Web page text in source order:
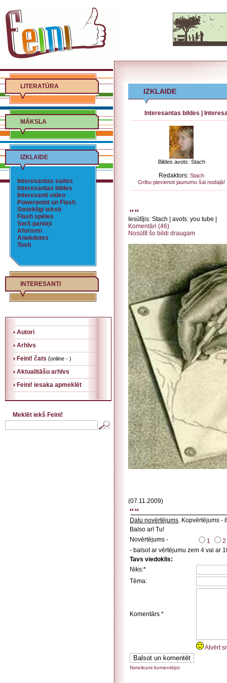
LITERATŪRA
MĀKSLA
IZKLAIDE
Interesantas saites
Interesantas bildes
Interesanti video
Powerpoint un Flash
Smieklīgi teksti
Flash spēles
SmS pantiņi
Aforismi
Anekdotes
Tosti
INTERESANTI
Autori
Arhīvs
Feini! čats (online - )
Aktualitāšu arhīvs
Feini! iesaka apmeklēt
Meklēt iekš Feini!
IZKLAIDE
Interesantas bildes
Bildes avots: Stach
Redaktors: Stach
Gribu pievienot jaunumu šai nodaļā!
Iesūtījis: Stach | avots: you tube |
Komentāri (46)
Nosūtīt šo bildi draugam
(07.11.2009)
Datu novērtējums. Kopvērtējums -
Balso arī Tu!
Novērtējums -
1
2
- balsot ar vērtējumu zem 4 vai ar
Tavs viedoklis:
Niks:*
Tēma:
Komentārs *
Atvērt
Noteikumi komentējot